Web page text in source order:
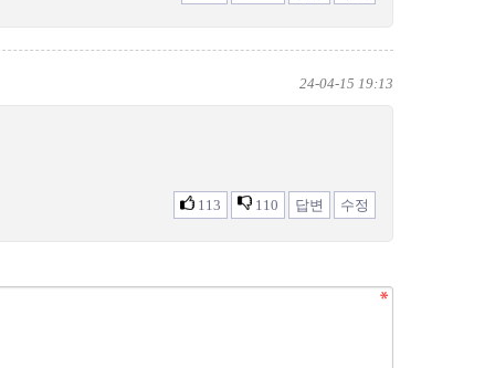
24-04-15 19:13
113 110 답변 수정